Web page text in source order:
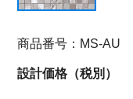
商品番号：MS-AU
設計価格（税別）